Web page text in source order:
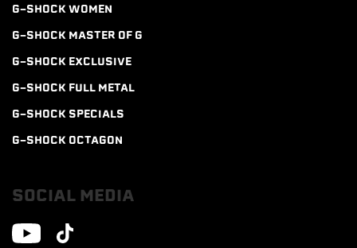
G-SHOCK WOMEN
G-SHOCK MASTER OF G
G-SHOCK EXCLUSIVE
G-SHOCK FULL METAL
G-SHOCK SPECIALS
G-SHOCK OCTAGON
SOCIAL MEDIA